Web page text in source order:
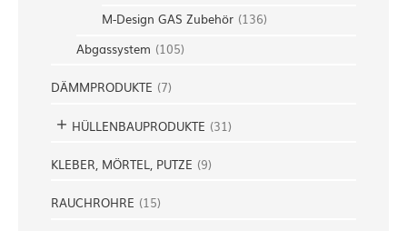
M-Design GAS Zubehör (136)
Abgassystem (105)
DÄMMPRODUKTE (7)
HÜLLENBAUPRODUKTE (31)
KLEBER, MÖRTEL, PUTZE (9)
RAUCHROHRE (15)